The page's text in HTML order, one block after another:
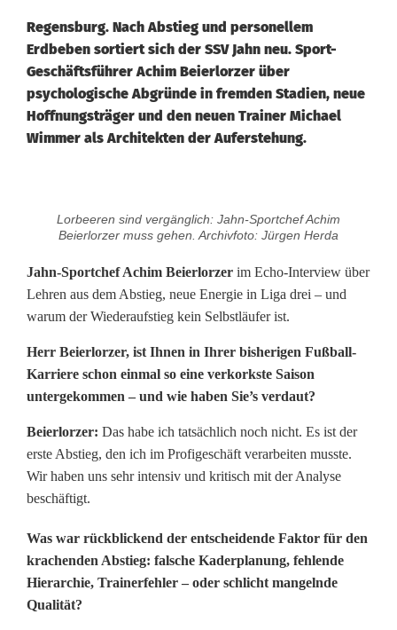
Regensburg. Nach Abstieg und personellem
Erdbeben sortiert sich der SSV Jahn neu. Sport-
Geschäftsführer Achim Beierlorzer über
psychologische Abgründe in fremden Stadien, neue
Hoffnungsträger und den neuen Trainer Michael
Wimmer als Architekten der Auferstehung.
t
e
v
i
e
w
m
i
t
J
Lorbeeren sind vergänglich: Jahn-Sportchef Achim
Beierlorzer muss gehen. Archivfoto: Jürgen Herda
Jahn-Sportchef Achim Beierlorzer im Echo-Interview über
Lehren aus dem Abstieg, neue Energie in Liga drei – und
warum der Wiederaufstieg kein Selbstläufer ist.
Herr Beierlorzer, ist Ihnen in Ihrer bisherigen Fußball-
Karriere schon einmal so eine verkorkste Saison
untergekommen – und wie haben Sie’s verdaut?
Beierlorzer: Das habe ich tatsächlich noch nicht. Es ist der
erste Abstieg, den ich im Profigeschäft verarbeiten musste.
Wir haben uns sehr intensiv und kritisch mit der Analyse
beschäftigt.
Was war rückblickend der entscheidende Faktor für den
krachenden Abstieg: falsche Kaderplanung, fehlende
Hierarchie, Trainerfehler – oder schlicht mangelnde
Qualität?